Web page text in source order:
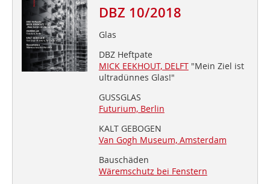
DBZ 10/2018
Glas
DBZ Heftpate
MICK EEKHOUT, DELFT"Mein Ziel ist
ultradünnes Glas!"
GUSSGLAS
Futurium, Berlin
KALT GEBOGEN
Van Gogh Museum, Amsterdam
Bauschäden
Wäremschutz bei Fenstern